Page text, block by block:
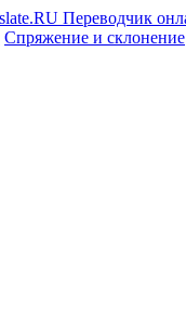
Спряжение и склонение